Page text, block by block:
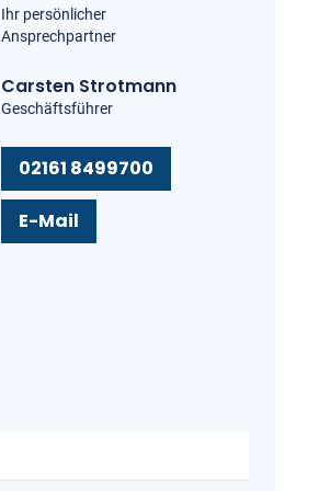
Ihr persönlicher
Ansprechpartner
Carsten Strotmann
Geschäftsführer
02161 8499700
E-Mail